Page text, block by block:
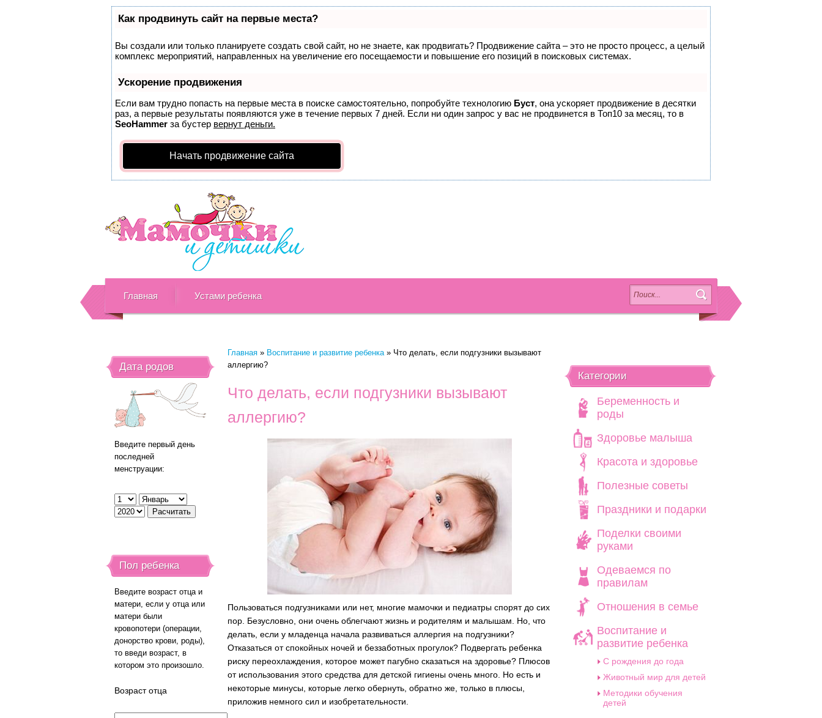
Как продвинуть сайт на первые места?
Вы создали или только планируете создать свой сайт, но не знаете, как продвигать? Продвижение сайта – это не просто процесс, а целый
комплекс мероприятий, направленных на увеличение его посещаемости и повышение его позиций в поисковых системах.
Ускорение продвижения
Если вам трудно попасть на первые места в поиске самостоятельно, попробуйте технологию Буст, она ускоряет продвижение в десятки
раз, а первые результаты появляются уже в течение первых 7 дней. Если ни один запрос у вас не продвинется в Топ10 за месяц, то в
SeoHammer за бустер вернут деньги.
Начать продвижение сайта
Главная Устами ребенка
Главная » Воспитание и развитие ребенка» Что делать, если подгузники вызывают
аллергию?
Что делать, если подгузники вызывают
аллергию?
Пользоваться подгузниками или нет, многие мамочки и педиатры спорят до сих
пор. Безусловно, они очень облегчают жизнь и родителям и малышам. Но, что
делать, если у младенца начала развиваться аллергия на подгузники?
Отказаться от спокойных ночей и беззаботных прогулок? Подвергать ребенка
риску переохлаждения, которое может пагубно сказаться на здоровье? Плюсов
от использования этого средства для детской гигиены очень много. Но есть и
некоторые минусы, которые легко обернуть, обратно же, только в плюсы,
приложив немного сил и изобретательности.
Дата родов
Введите первый день
последней
менструации:
Пол ребенка
Введите возраст отца и
матери, если у отца или
матери были
кровопотери (операции,
донорство крови, роды),
то введи возраст, в
котором это произошло.
Возраст отца
Категории
Беременность и
роды
Здоровье малыша
Красота и здоровье
Полезные советы
Праздники и подарки
Поделки своими
руками
Одеваемся по
правилам
Отношения в семье
Воспитание и
развитие ребенка
C рождения до года
Животный мир для детей
Методики обучения
детей